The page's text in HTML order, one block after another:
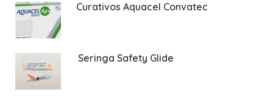
Curativos Aquacel Convatec
Seringa Safety Glide